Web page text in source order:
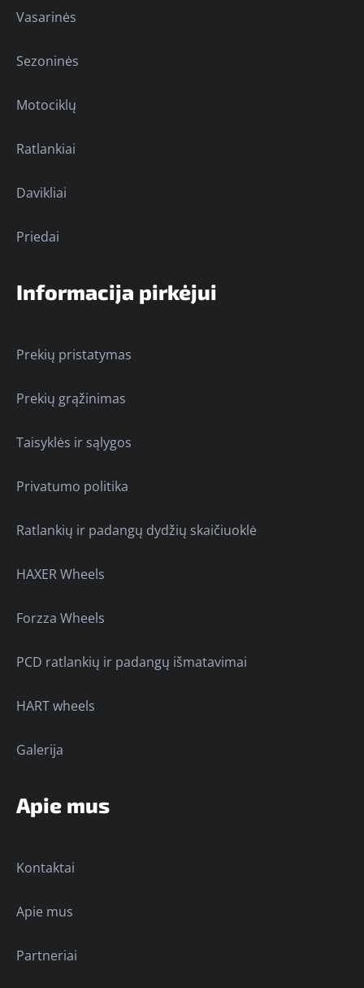
Vasarinės
Sezoninės
Motociklų
Ratlankiai
Davikliai
Priedai
Informacija pirkėjui
Prekių pristatymas
Prekių grąžinimas
Taisyklės ir sąlygos
Privatumo politika
Ratlankių ir padangų dydžių skaičiuoklė
HAXER Wheels
Forzza Wheels
PCD ratlankių ir padangų išmatavimai
HART wheels
Galerija
Apie mus
Kontaktai
Apie mus
Partneriai